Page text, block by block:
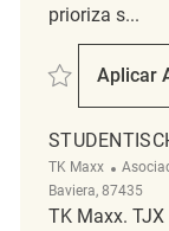
prioriza s...
SalvarAplicar
TK Maxx
Baviera, 87435
TK Maxx.